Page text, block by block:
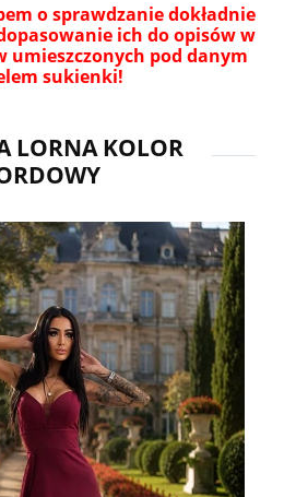
o sprawdzanie dokładnie
ich do opisów w
umieszczonych pod danym
sukienki!
LORNA KOLOR